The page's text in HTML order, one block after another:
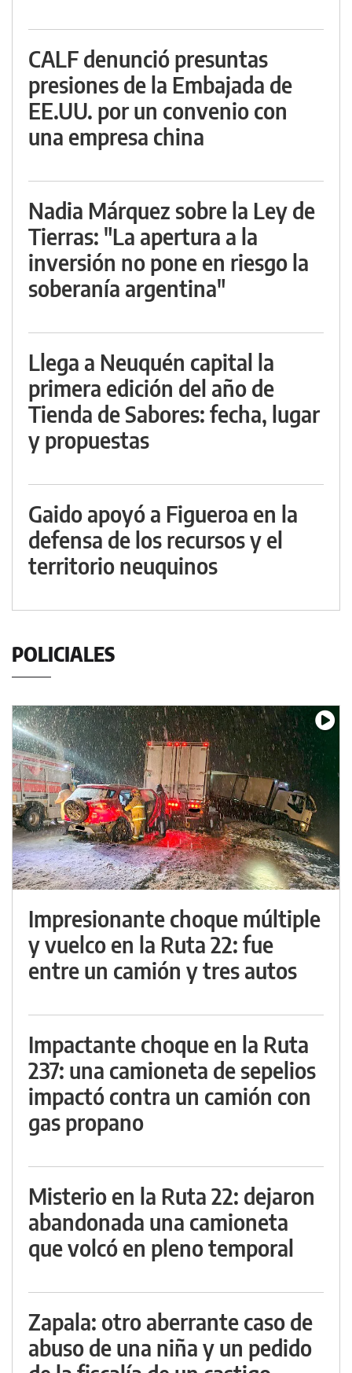
CALF denunció presuntas
presiones de la Embajada de
EE.UU. por un convenio con
una empresa china
Nadia Márquez sobre la Ley de
Tierras: "La apertura a la
inversión no pone en riesgo la
soberanía argentina"
Llega a Neuquén capital la
primera edición del año de
Tienda de Sabores: fecha, lugar
y propuestas
Gaido apoyó a Figueroa en la
defensa de los recursos y el
territorio neuquinos
POLICIALES
Impresionante choque múltiple
y vuelco en la Ruta 22: fue
entre un camión y tres autos
Impactante choque en la Ruta
237: una camioneta de sepelios
impactó contra un camión con
gas propano
Misterio en la Ruta 22: dejaron
abandonada una camioneta
que volcó en pleno temporal
Zapala: otro aberrante caso de
abuso de una niña y un pedido